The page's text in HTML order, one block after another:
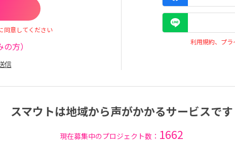
同意してください
方）
信
利用規約、プ
スマウトは地域から声がかかるサービスです
現在募集中のプロジェクト数： 1662